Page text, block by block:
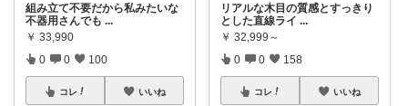
組み立て不要だから私みたいな
不器用さんでも ...
￥ 33,990
0 0 100
コレ いいね
リアルな木目の質感とすっきり
とした直線ライ ...
￥ 32,999～
0 0 158
コレ いいね